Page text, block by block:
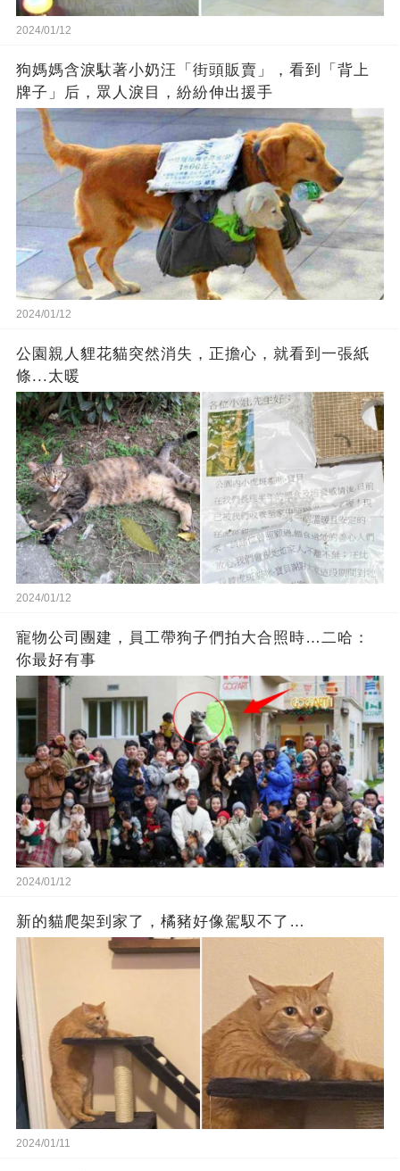
2024/01/12
狗媽媽含淚馱著小奶汪「街頭販賣」，看到「背上
牌子」后，眾人淚目，紛紛伸出援手
2024/01/12
公園親人貍花貓突然消失，正擔心，就看到一張紙
條...太暖
2024/01/12
寵物公司團建，員工帶狗子們拍大合照時…二哈：
你最好有事
2024/01/12
新的貓爬架到家了，橘豬好像駕馭不了…
2024/01/11